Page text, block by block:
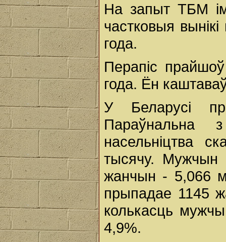
На запыт ТБМ
частковыя
года.
Перапіс
года. Ён
У Беларусі
Параўнальна
насельніцтва
тысячу. Мужчын
жанчын - 5,066
прыпадае 1145
колькасць
4,9%.